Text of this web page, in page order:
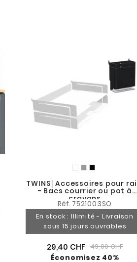
TWINS│Accessoires pour
- Bacs courrier ou pot à
crayons
Réf. 7521003SO
En stock : Illimité - Livraison
sous 15 jours ouvrables
29,40 CHF 49,00 CHF
Économisez 40%